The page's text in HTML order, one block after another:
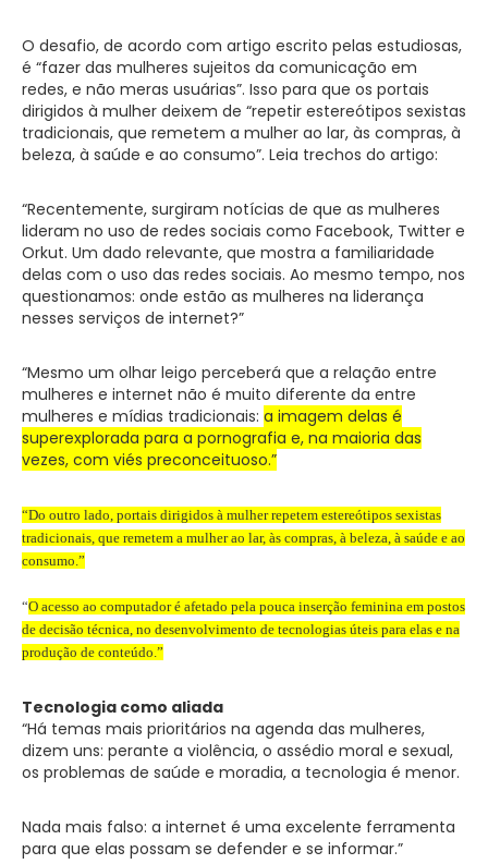
O desafio, de acordo com artigo escrito pelas estudiosas,
é “fazer das mulheres sujeitos da comunicação em
redes, e não meras usuárias”. Isso para que os portais
dirigidos à mulher deixem de “repetir estereótipos sexistas
tradicionais, que remetem a mulher ao lar, às compras, à
beleza, à saúde e ao consumo”. Leia trechos do artigo:
“Recentemente, surgiram notícias de que as mulheres
lideram no uso de redes sociais como Facebook, Twitter e
Orkut. Um dado relevante, que mostra a familiaridade
delas com o uso das redes sociais. Ao mesmo tempo, nos
questionamos: onde estão as mulheres na liderança
nesses serviços de internet?”
“Mesmo um olhar leigo perceberá que a relação entre
mulheres e internet não é muito diferente da entre
mulheres e mídias tradicionais: a imagem delas é
superexplorada para a pornografia e, na maioria das
vezes, com viés preconceituoso.”
“Do outro lado, portais dirigidos à mulher repetem estereótipos sexistas
tradicionais, que remetem a mulher ao lar, às compras, à beleza, à saúde e ao
consumo.”
“O acesso ao computador é afetado pela pouca inserção feminina em postos
de decisão técnica, no desenvolvimento de tecnologias úteis para elas e na
produção de conteúdo.”
Tecnologia como aliada
“Há temas mais prioritários na agenda das mulheres,
dizem uns: perante a violência, o assédio moral e sexual,
os problemas de saúde e moradia, a tecnologia é menor.
Nada mais falso: a internet é uma excelente ferramenta
para que elas possam se defender e se informar.”